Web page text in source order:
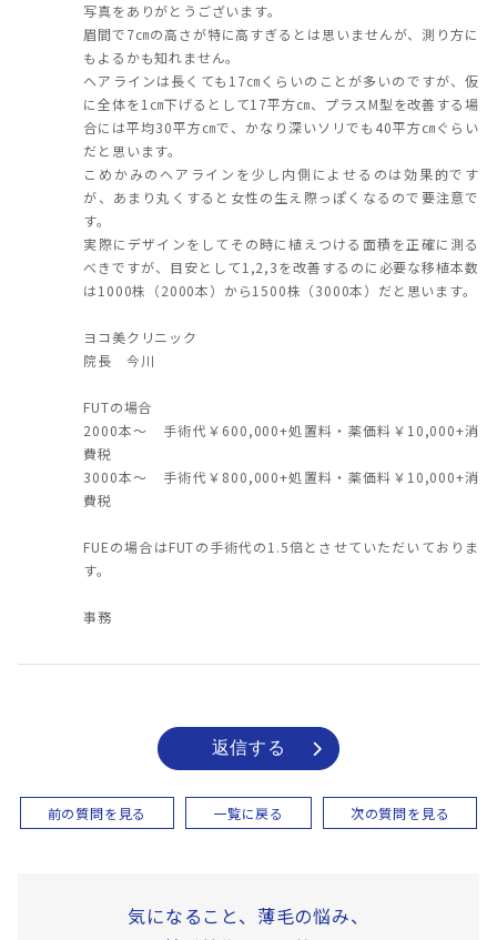
写真をありがとうございます。
眉間で7㎝の高さが特に高すぎるとは思いませんが、測り方に
もよるかも知れません。
ヘアラインは長くても17㎝くらいのことが多いのですが、仮
に全体を1㎝下げるとして17平方㎝、プラスM型を改善する場
合には平均30平方㎝で、かなり深いソリでも40平方㎝ぐらい
だと思います。
こめかみのヘアラインを少し内側によせるのは効果的です
が、あまり丸くすると女性の生え際っぽくなるので要注意で
す。
実際にデザインをしてその時に植えつける面積を正確に測る
べきですが、目安として1,2,3を改善するのに必要な移植本数
は1000株（2000本）から1500株（3000本）だと思います。
ヨコ美クリニック
院長 今川
FUTの場合
2000本～ 手術代￥600,000+処置料・薬価料￥10,000+消
費税
3000本～ 手術代￥800,000+処置料・薬価料￥10,000+消
費税
FUEの場合はFUTの手術代の1.5倍とさせていただいておりま
す。
事務
返信する
前の質問を見る 一覧に戻る 次の質問を見る
気になること、薄毛の悩み、